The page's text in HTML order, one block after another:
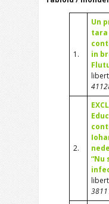
1.
Un
tara
in
2.
“Nu